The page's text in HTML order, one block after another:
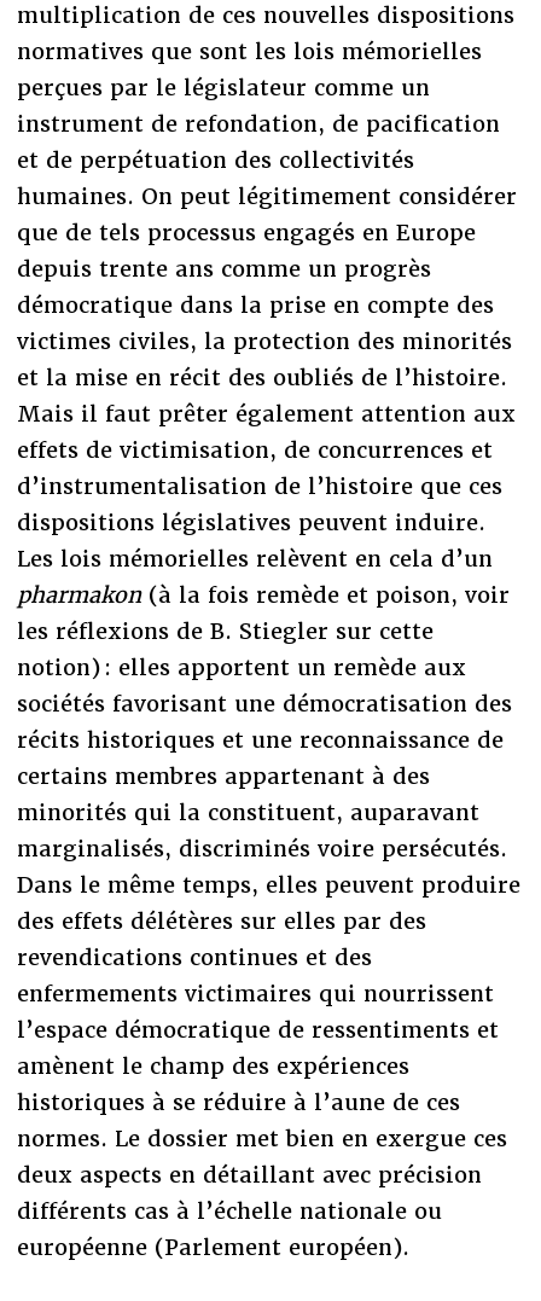
multiplication de ces nouvelles dispositions
normatives que sont les lois mémorielles
perçues par le législateur comme un
instrument de refondation, de pacification
et de perpétuation des collectivités
humaines. On peut légitimement considérer
que de tels processus engagés en Europe
depuis trente ans comme un progrès
démocratique dans la prise en compte des
victimes civiles, la protection des minorités
et la mise en récit des oubliés de l’histoire.
Mais il faut prêter également attention aux
effets de victimisation, de concurrences et
d’instrumentalisation de l’histoire que ces
dispositions législatives peuvent induire.
Les lois mémorielles relèvent en cela d’un
pharmakon(à la fois remède et poison, voir
les réflexions de B. Stiegler sur cette
notion) : elles apportent un remède aux
sociétés favorisant une démocratisation des
récits historiques et une reconnaissance de
certains membres appartenant à des
minorités qui la constituent, auparavant
marginalisés, discriminés voire persécutés.
Dans le même temps, elles peuvent produire
des effets délétères sur elles par des
revendications continues et des
enfermements victimaires qui nourrissent
l’espace démocratique de ressentiments et
amènent le champ des expériences
historiques à se réduire à l’aune de ces
normes. Le dossier met bien en exergue ces
deux aspects en détaillant avec précision
différents cas à l’échelle nationale ou
européenne (Parlement européen).